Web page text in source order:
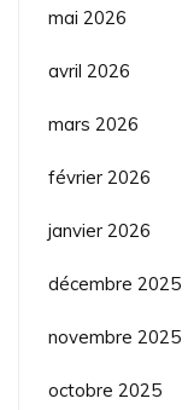
mai 2026
avril 2026
mars 2026
février 2026
janvier 2026
décembre 2025
novembre 2025
octobre 2025